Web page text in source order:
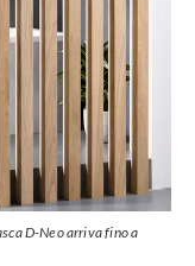
D-Neo arriva fino a